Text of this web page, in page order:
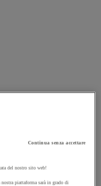
Continua senza accettare
del nostro sito web!
piattaforma sarà in grado di